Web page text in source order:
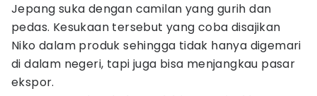
Jepang suka dengan camilan yang gurih dan
pedas. Kesukaan tersebut yang coba disajikan
Niko dalam produk sehingga tidak hanya digemari
di dalam negeri, tapi juga bisa menjangkau pasar
ekspor.